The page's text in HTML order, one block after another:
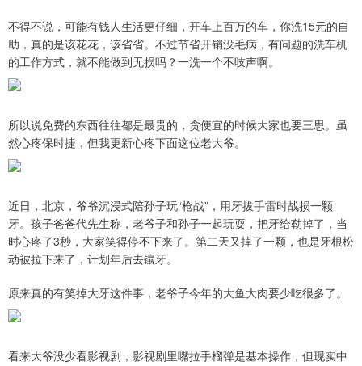
不得不说，可能有钱人生活更仔细，开车上百万的车，你洗15元的自
助，真的是该花花，该省省。不过节省开销没毛病，有问题的洗车机
的工作方式，就不能做到无损吗？一洗一个不吱声啊。
所以说免费的东西往往都是最贵的，贪便宜的时候大家也要三思。虽
然心疼保时捷，但我更新心疼下面这位老大爷。
近日，北京，爷爷沉浸式陪孙子玩“枪战”，用牙拔手雷时战损一颗
牙。孩子爸爸代先生称，老爷子和孙子一起玩耍，把牙给勒掉了，当
时心疼了3秒，大家笑得停不下来了。第二天又掉了一颗，也是牙根松
动被拉下来了，计划年后去镶牙。
原来真的有笑掉大牙这件事，老爷子今年的大鱼大肉要少吃很多了。
看来大爷没少看影视剧，影视剧里嘴拉手榴弹是基本操作，但现实中